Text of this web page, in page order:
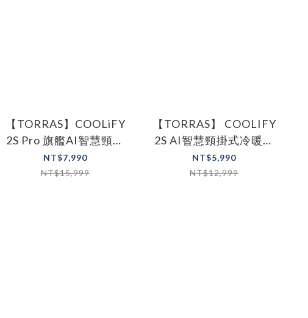
【TORRAS】COOLiFY
2S Pro 旗艦AI智慧頸掛
冷暖空調風扇(2026最新
版)
NT$7,990
NT$15,999
【TORRAS】 COOLIFY
2S AI智慧頸掛式冷暖空
調 風扇(2025最新版)
NT$5,990
NT$12,999